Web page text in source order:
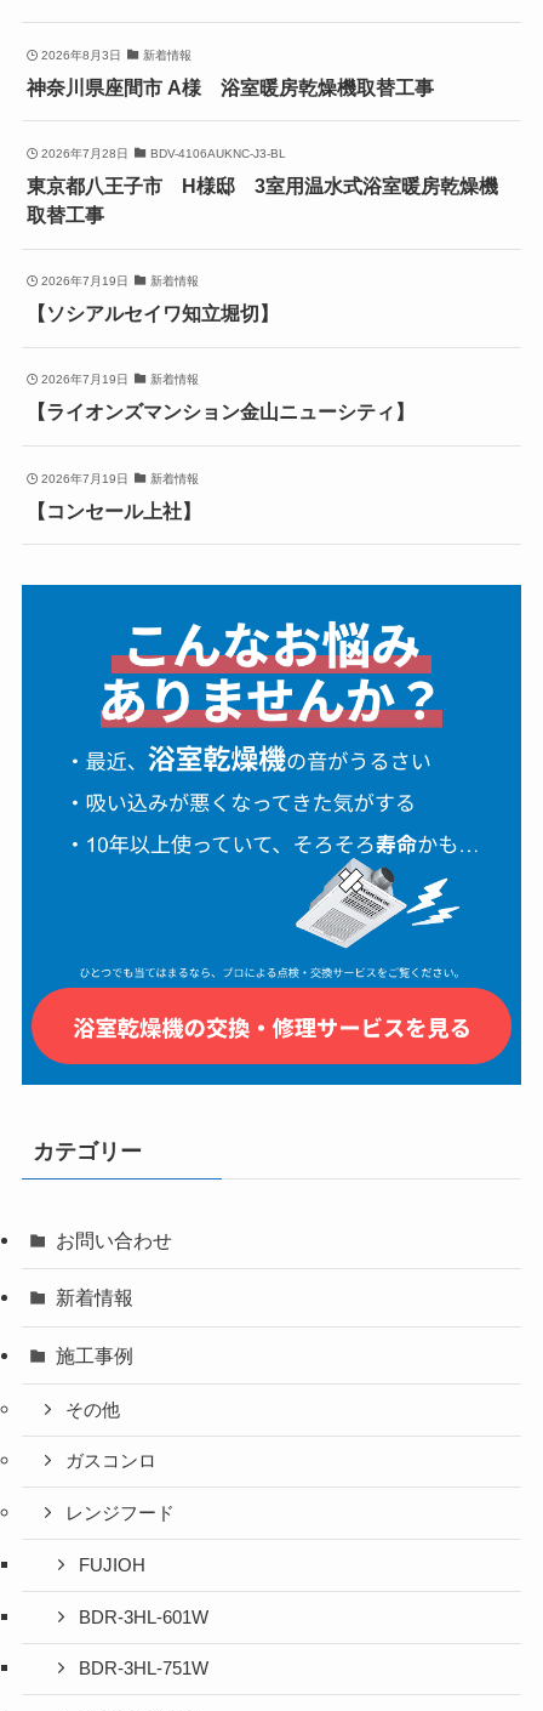
2026年8月3日 新着情報
神奈川県座間市 A様 浴室暖房乾燥機取替工事
2026年7月28日 BDV-4106AUKNC-J3-BL
東京都八王子市 H様邸 3室用温水式浴室暖房乾燥機
取替工事
2026年7月19日 新着情報
【ソシアルセイワ知立堀切】
2026年7月19日 新着情報
【ライオンズマンション金山ニューシティ】
2026年7月19日 新着情報
【コンセール上社】
カテゴリー
お問い合わせ
新着情報
施工事例
その他
ガスコンロ
レンジフード
FUJIOH
BDR-3HL-601W
BDR-3HL-751W